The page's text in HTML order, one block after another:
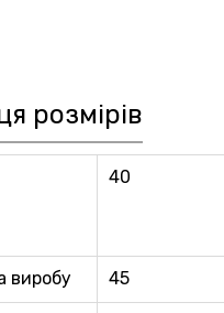
розмірів
40
виробу 45